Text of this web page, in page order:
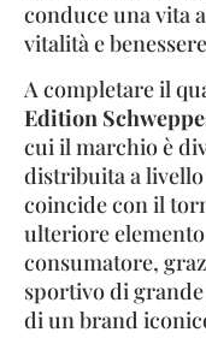
conduce una vita
vitalità e
A completare il
Edition
cui il marchio è
distribuita a
coincide con il
ulteriore
consumatore,
sportivo di
di un brand